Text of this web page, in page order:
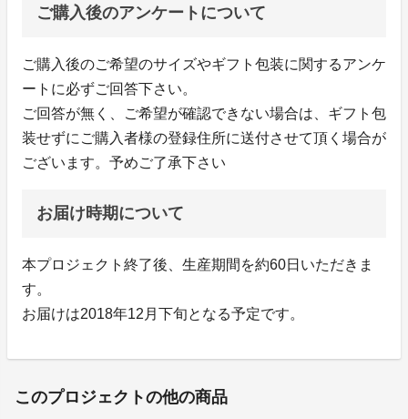
ご購入後のアンケートについて
ご購入後のご希望のサイズやギフト包装に関するアンケ
ートに必ずご回答下さい。
ご回答が無く、ご希望が確認できない場合は、ギフト包
装せずにご購入者様の登録住所に送付させて頂く場合が
ございます。予めご了承下さい
お届け時期について
本プロジェクト終了後、生産期間を約60日いただきま
す。
お届けは2018年12月下旬となる予定です。
このプロジェクトの他の商品